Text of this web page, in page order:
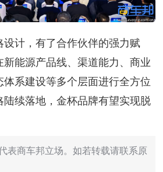
设计，有了合作伙伴的强力赋
能源产品线、渠道能力、商业
系建设等多个层面进行全方位
陆续落地，金杯品牌有望实现脱
表商车邦立场。如若转载请联系原